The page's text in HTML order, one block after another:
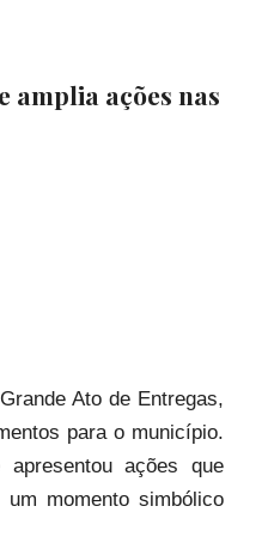
amplia ações nas
Ato de Entregas,
para o município.
ações que
momento simbólico